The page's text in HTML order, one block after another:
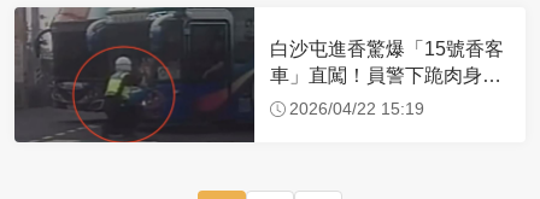
白沙屯進香驚爆「15號香客
車」直闖！員警下跪肉身擋
車：讓行人先過
2026/04/22 15:19